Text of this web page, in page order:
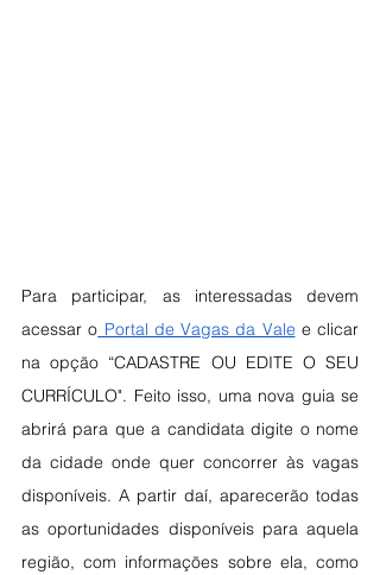
Para participar, as interessadas devem
acessar o Portal de Vagas da Vale e clicar
na opção “CADASTRE OU EDITE O SEU
CURRÍCULO". Feito isso, uma nova guia se
abrirá para que a candidata digite o nome
da cidade onde quer concorrer às vagas
disponíveis. A partir daí, aparecerão todas
as oportunidades disponíveis para aquela
região, com informações sobre ela, como